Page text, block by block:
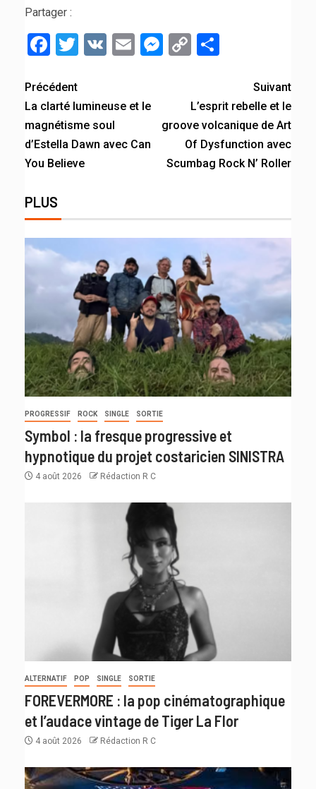
Partager :
Facebook
Twitter
VK EmailMessenger
Copy
Précédent
La clarté lumineuse et le
magnétisme soul
d’Estella Dawn avec Can
You Believe
Suivant
L’esprit rebelle et le
groove volcanique de Art
Of Dysfunction avec
Scumbag Rock N’ Roller
PLUS
PROGRESSIF ROCK SINGLE SORTIE
Symbol : la fresque progressive et
hypnotique du projet costaricien SINISTRA
4 août 2026 Rédaction R C
ALTERNATIF POP SINGLE SORTIE
FOREVERMORE : la pop cinématographique
et l’audace vintage de Tiger La Flor
4 août 2026 Rédaction R C